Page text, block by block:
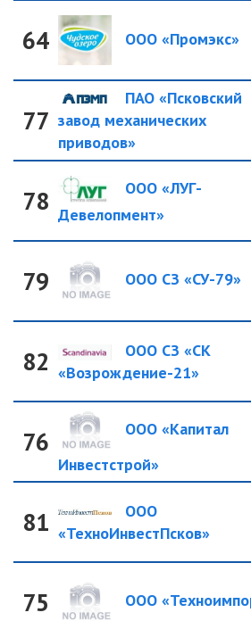
64 ООО «Промэкс»
77
ПАО «Псковский
завод механических
приводов»
78
ООО «ЛУГ-
Девелопмент»
79 ООО СЗ «СУ-79»
82
ООО СЗ «СК
«Возрождение-21»
76
ООО «Капитал
Инвестстрой»
81
ООО
«ТехноИнвестПсков»
75 ООО